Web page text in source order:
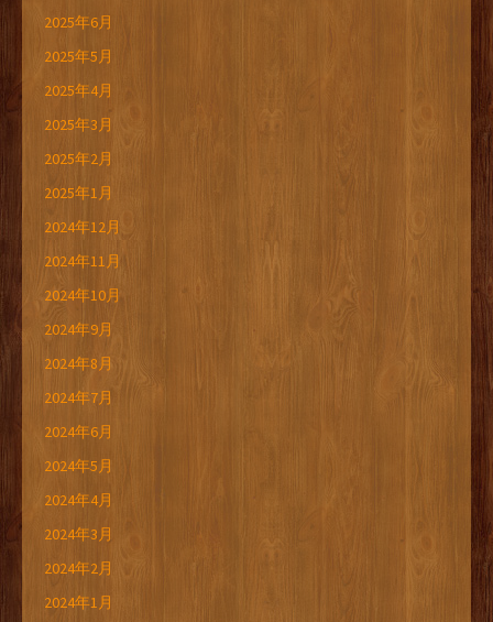
2025年6月
2025年5月
2025年4月
2025年3月
2025年2月
2025年1月
2024年12月
2024年11月
2024年10月
2024年9月
2024年8月
2024年7月
2024年6月
2024年5月
2024年4月
2024年3月
2024年2月
2024年1月